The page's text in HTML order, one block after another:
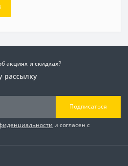
акциях и скидках?
рассылку
Подписаться
и согласен с